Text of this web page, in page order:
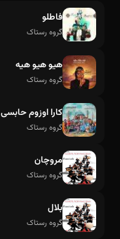
فاطلو
گروه رستاک
هیو هیو هیه
گروه رستاک
کارا اوزوم حابسی
گروه رستاک
مروچان
گروه رستاک
بلال
گروه رستاک